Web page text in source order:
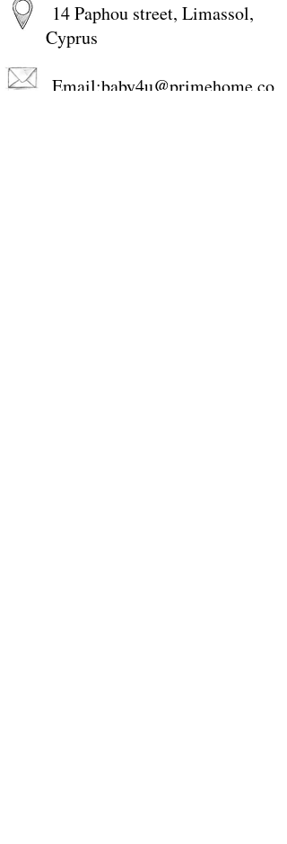
14 Paphou street, Limassol,
Cyprus
Email:baby4u@primehome.co